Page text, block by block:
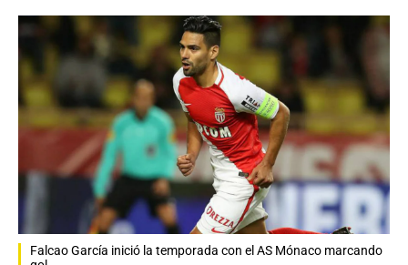
Falcao García inició la temporada con el AS Mónaco marcando